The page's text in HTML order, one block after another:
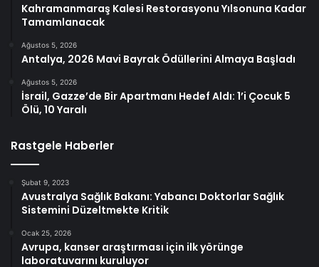
Kahramanmaraş Kalesi Restorasyonu Yılsonuna Kadar
Tamamlanacak
Ağustos 5, 2026
Antalya, 2026 Mavi Bayrak Ödüllerini Almaya Başladı
Ağustos 5, 2026
İsrail, Gazze’de Bir Apartmanı Hedef Aldı: 1’i Çocuk 5
Ölü, 10 Yaralı
Rastgele Haberler
Şubat 9, 2023
Avustralya Sağlık Bakanı: Yabancı Doktorlar Sağlık
Sistemini Düzeltmekte Kritik
Ocak 25, 2026
Avrupa, kanser araştırması için ilk yörünge
laboratuvarını kuruluyor